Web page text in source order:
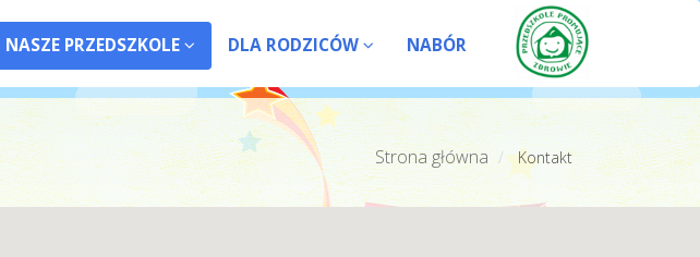
NASZE PRZEDSZKOLE DLA RODZICÓW NABÓR
Strona główna Kontakt